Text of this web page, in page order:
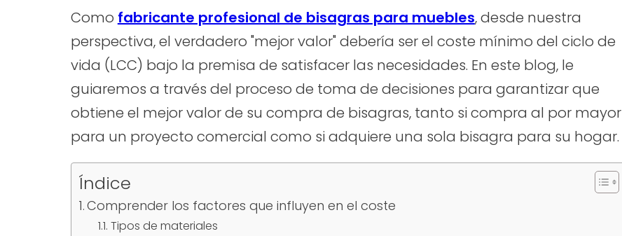
Como fabricante profesional de bisagras para muebles, desde nuestra
perspectiva, el verdadero "mejor valor" debería ser el coste mínimo del ciclo de
vida (LCC) bajo la premisa de satisfacer las necesidades. En este blog, le
guiaremos a través del proceso de toma de decisiones para garantizar que
obtiene el mejor valor de su compra de bisagras, tanto si compra al por mayor
para un proyecto comercial como si adquiere una sola bisagra para su hogar.
Índice
Comprender los factores que influyen en el coste
Tipos de materiales